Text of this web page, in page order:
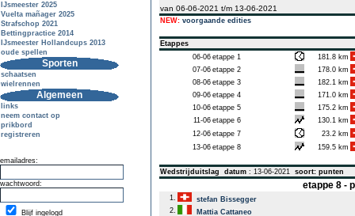
IJsmeester 2025
Vuelta mañager 2025
Strafschop 2021
Bettingpractice 2014
IJsmeester Hollandcups 2013
oude spellen
Sporten
schaatsen
wielrennen
Algemeen
links
neem contact op
prikbord
registreren
emailadres:
wachtwoord:
Blijf ingelogd
van 06-06-2021 t/m 13-06-2021
NEW: voorgaande edities
Etappes
06-06 etappe 1
181.8 km
07-06 etappe 2
178.0 km
08-06 etappe 3
182.1 km
09-06 etappe 4
171.0 km
10-06 etappe 5
175.2 km
11-06 etappe 6
130.1 km
12-06 etappe 7
23.2 km
13-06 etappe 8 159.5 km
Wedstrijduitslag datum : 13-06-2021 soort: punten
etappe 8 -
1.
stefan Bissegger
2.
Mattia Cattaneo